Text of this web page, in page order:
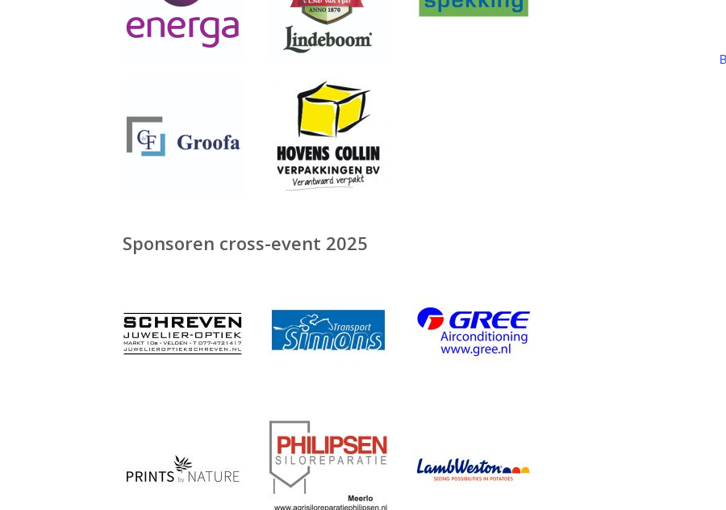
Sponsoren cross-event 2025